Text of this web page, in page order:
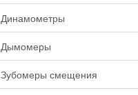
Динамометры
Дымомеры
Зубомеры смещения